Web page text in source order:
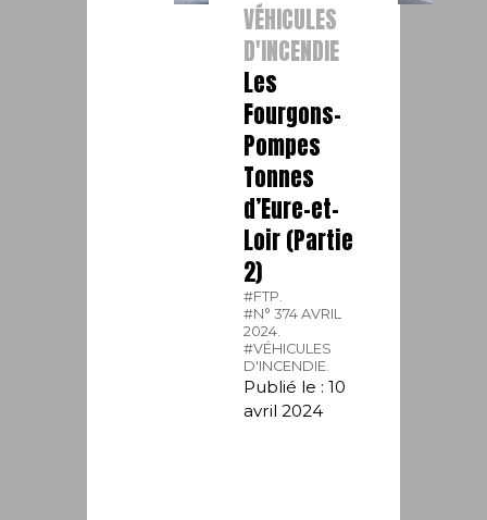
VÉHICULES
D'INCENDIE
Les
Fourgons-
Pompes
Tonnes
d’Eure-et-
Loir (Partie
2)
#FTP.
#N° 374 AVRIL
2024.
#VÉHICULES
D'INCENDIE.
Publié le : 10
avril 2024